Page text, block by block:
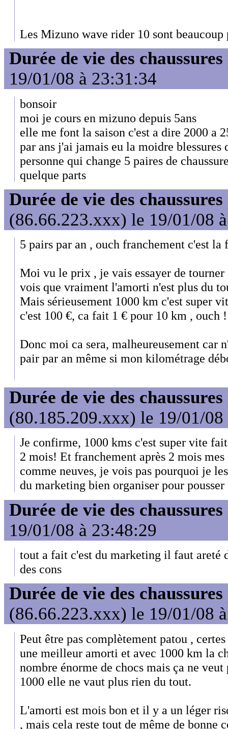
Les Mizuno wave rider 10 sont beaucoup
Durée de vie des chaussures
19/01/08 à 23:31:34
bonsoir
moi je cours en mizuno depuis 5ans
elle me font la saison c'est a dire 2000 a
par ans j'ai jamais eu la moidre blessures
personne qui change 5 paires de
quelque parts
Durée de vie des chaussures
(86.66.223.xxx) le 19/01/08
5 pairs par an , ouch franchement c'est
Moi vu le prix , je vais essayer de
vois que vraiment l'amorti n'est plus du
Mais sérieusement 1000 km c'est super
c'est 100 €, ca fait 1 € pour 10 km , ouch
Donc moi ca sera, malheureusement car
pair par an même si mon kilométrage
Durée de vie des chaussures
(80.185.209.xxx) le 19/01/08
Je confirme, 1000 kms c'est super vite
2 mois! Et franchement après 2 mois mes
comme neuves, je vois pas pourquoi je
du marketing bien organiser pour
Durée de vie des chaussures
19/01/08 à 23:48:29
tout a fait c'est du marketing il faut areté
des cons
Durée de vie des chaussures
(86.66.223.xxx) le 19/01/08
Peut être pas complètement patou ,
une meilleur amorti et avec 1000 km la
nombre énorme de chocs mais ça ne
1000 elle ne vaut plus rien du tout.
L'amorti est mois bon et il y a un léger
, mais cela reste tout de même de bonne